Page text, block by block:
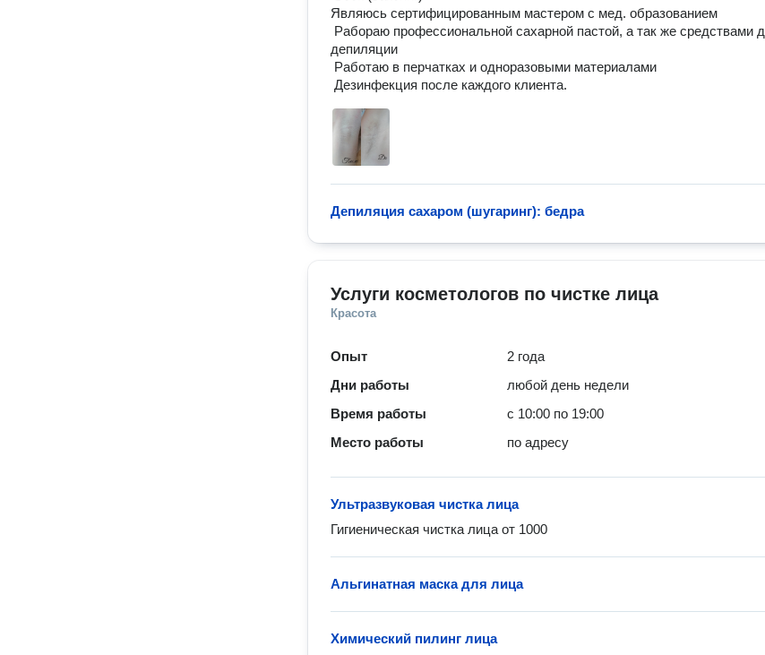
Являюсь сертифицированным мастером с мед. образованием
депиляции
Дезинфекция после каждого клиента.
Депиляция сахаром (шугаринг): бедра
Услуги косметологов по чистке лица
Красота
Опыт
2 года
Дни работы
любой день недели
Время работы
с 10:00 по 19:00
Место работы
по адресу
Ультразвуковая чистка лица
Гигиеническая чистка лица от 1000
Альгинатная маска для лица
Химический пилинг лица